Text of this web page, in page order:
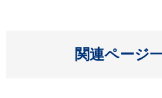
関連ページ
開